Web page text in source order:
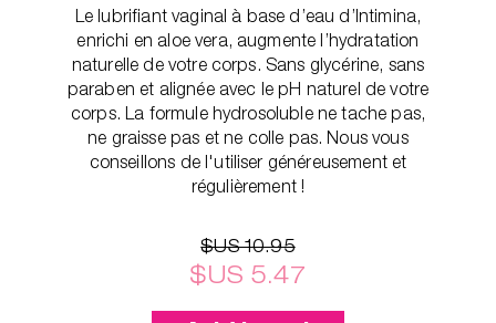
Le lubrifiant vaginal à base d’eau d’Intimina,
enrichi en aloe vera, augmente l’hydratation
naturelle de votre corps. Sans glycérine, sans
paraben et alignée avec le pH naturel de votre
corps. La formule hydrosoluble ne tache pas,
ne graisse pas et ne colle pas. Nous vous
conseillons de l'utiliser généreusement et
régulièrement !
$US 10.95
$US 5.47